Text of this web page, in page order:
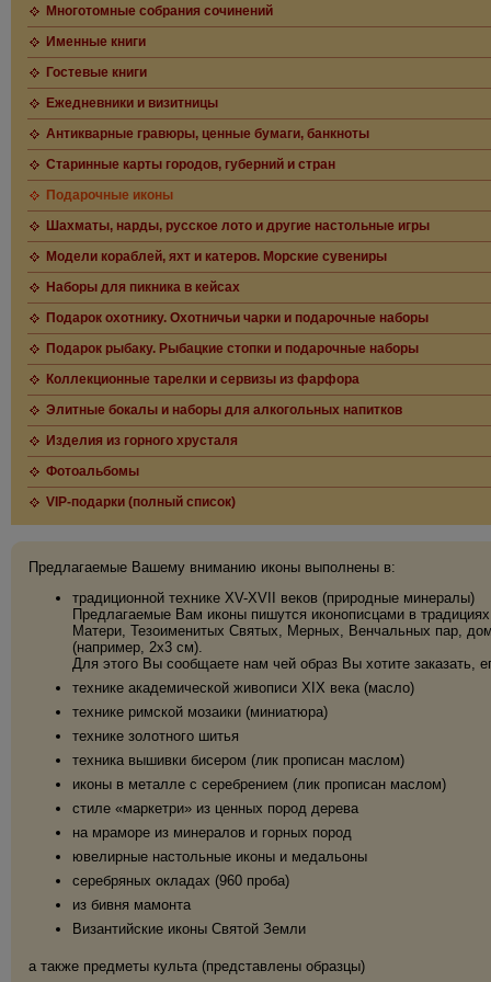
Многотомные собрания сочинений
Именные книги
Гостевые книги
Ежедневники и визитницы
Антикварные гравюры, ценные бумаги, банкноты
Старинные карты городов, губерний и стран
Подарочные иконы
Шахматы, нарды, русское лото и другие настольные игры
Модели кораблей, яхт и катеров. Морские сувениры
Наборы для пикника в кейсах
Подарок охотнику. Охотничьи чарки и подарочные наборы
Подарок рыбаку. Рыбацкие стопки и подарочные наборы
Коллекционные тарелки и сервизы из фарфора
Элитные бокалы и наборы для алкогольных напитков
Изделия из горного хрусталя
Фотоальбомы
VIP-подарки (полный список)
Предлагаемые Вашему вниманию иконы выполнены в:
традиционной технике XV-XVII веков (природные минералы)
Предлагаемые Вам иконы пишутся иконописцами в
Матери, Тезоименитых Святых, Мерных, Венчальных пар,
(например, 2х3 см).
Для этого Вы сообщаете нам чей образ Вы хотите заказать,
технике академической живописи XIX века (масло)
технике римской мозаики (миниатюра)
технике золотного шитья
техника вышивки бисером (лик прописан маслом)
иконы в металле с серебрением (лик прописан маслом)
стиле «маркетри» из ценных пород дерева
на мраморе из минералов и горных пород
ювелирные настольные иконы и медальоны
серебряных окладах (960 проба)
из бивня мамонта
Византийские иконы Святой Земли
а также предметы культа (представлены образцы)